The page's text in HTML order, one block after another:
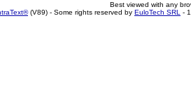
Best viewed with any
(V89) - Some rights reserved by EuloTech SRL -